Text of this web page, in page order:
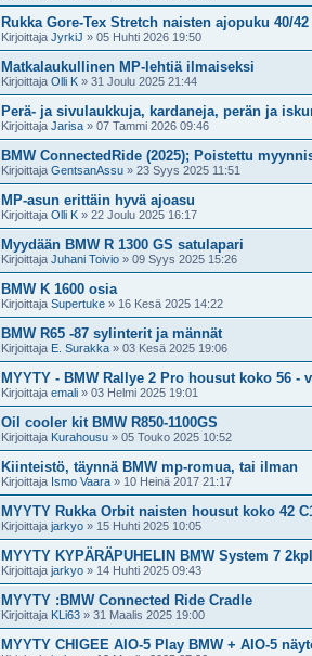
Rukka Gore-Tex Stretch naisten ajopuku 40/42
Kirjoittaja JyrkiJ » 05 Huhti 2026 19:50
Matkalaukullinen MP-lehtiä ilmaiseksi
Kirjoittaja Olli K » 31 Joulu 2025 21:44
Perä- ja sivulaukkuja, kardaneja, perän ja
Kirjoittaja Jarisa » 07 Tammi 2026 09:46
BMW ConnectedRide (2025); Poistettu
Kirjoittaja GentsanAssu » 23 Syys 2025 11:51
MP-asun erittäin hyvä ajoasu
Kirjoittaja Olli K » 22 Joulu 2025 16:17
Myydään BMW R 1300 GS satulapari
Kirjoittaja Juhani Toivio » 09 Syys 2025 15:26
BMW K 1600 osia
Kirjoittaja Supertuke » 16 Kesä 2025 14:22
BMW R65 -87 sylinterit ja männät
Kirjoittaja E. Surakka » 03 Kesä 2025 19:06
MYYTY - BMW Rallye 2 Pro housut koko 56 -
Kirjoittaja emali » 03 Helmi 2025 19:01
Oil cooler kit BMW R850-1100GS
Kirjoittaja Kurahousu » 05 Touko 2025 10:52
Kiinteistö, täynnä BMW mp-romua, tai ilman
Kirjoittaja Ismo Vaara » 10 Heinä 2017 21:17
MYYTY Rukka Orbit naisten housut koko 42
Kirjoittaja jarkyo » 15 Huhti 2025 10:05
MYYTY KYPÄRÄPUHELIN BMW System 7 2kpl
Kirjoittaja jarkyo » 14 Huhti 2025 09:43
MYYTY :BMW Connected Ride Cradle
Kirjoittaja KLi63 » 31 Maalis 2025 19:00
MYYTY CHIGEE AIO-5 Play BMW + AIO-5